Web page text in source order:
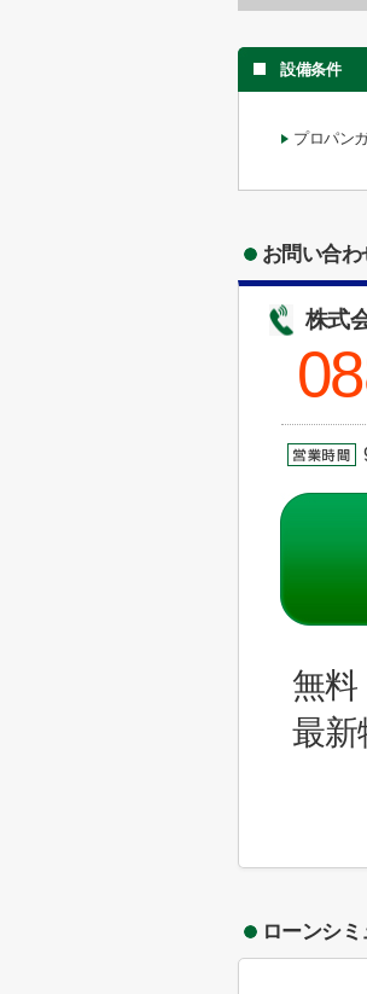
設備条件
プロパン
お問い合わ
株式
無料
最新
ローンシ